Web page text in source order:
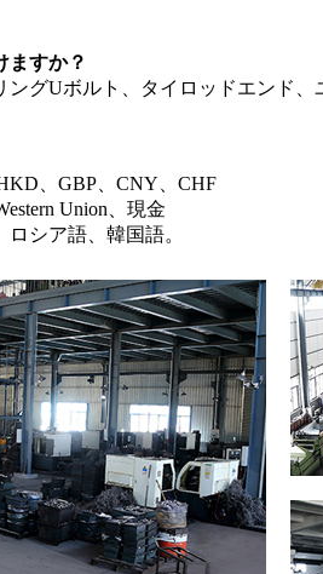
ますか？
グUボルト、タイロッドエンド、
、GBP、CNY、CHF
Union、現金
シア語、韓国語。